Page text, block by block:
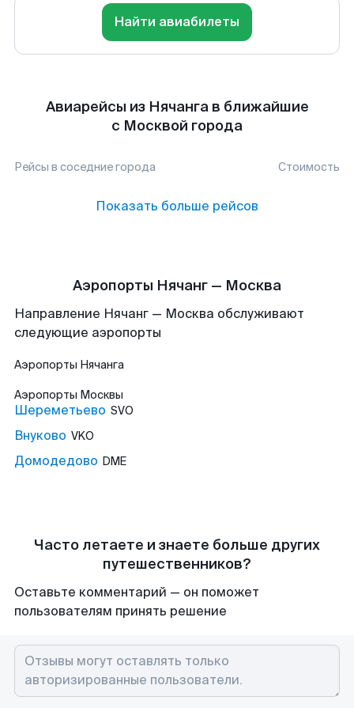
Найти авиабилеты
Авиарейсы из Нячанга в ближайшие
с Москвой города
Рейсы в соседние города Стоимость
Показать больше рейсов
Аэропорты Нячанг — Москва
Направление Нячанг — Москва обслуживают
следующие аэропорты
Аэропорты Нячанга
Аэропорты Москвы
Шереметьево SVO
Внуково VKO
Домодедово DME
Часто летаете и знаете больше других
путешественников?
Оставьте комментарий — он поможет
пользователям принять решение